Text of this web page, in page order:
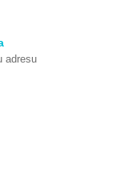
adresu